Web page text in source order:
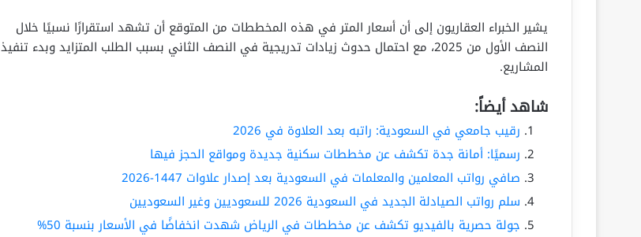
يشير الخبراء العقاريون إلى أن أسعار المتر في هذه المخططات من المتوقع أن تشهد استقرارًا نسبيًا خلال
النصف الأول من 2025، مع احتمال حدوث زيادات تدريجية في النصف الثاني بسبب الطلب المتزايد وبدء تنفيذ
المشاريع.
شاهد أيضاً:
رقيب جامعي في السعودية: راتبه بعد العلاوة في 2026
رسميًا: أمانة جدة تكشف عن مخططات سكنية جديدة ومواقع الحجز فيها
صافي رواتب المعلمين والمعلمات في السعودية بعد إصدار علاوات 1447-2026
سلم رواتب الصيادلة الجديد في السعودية 2026 للسعوديين وغير السعوديين
جولة حصرية بالفيديو تكشف عن مخططات في الرياض شهدت انخفاضًا في الأسعار بنسبة 50%